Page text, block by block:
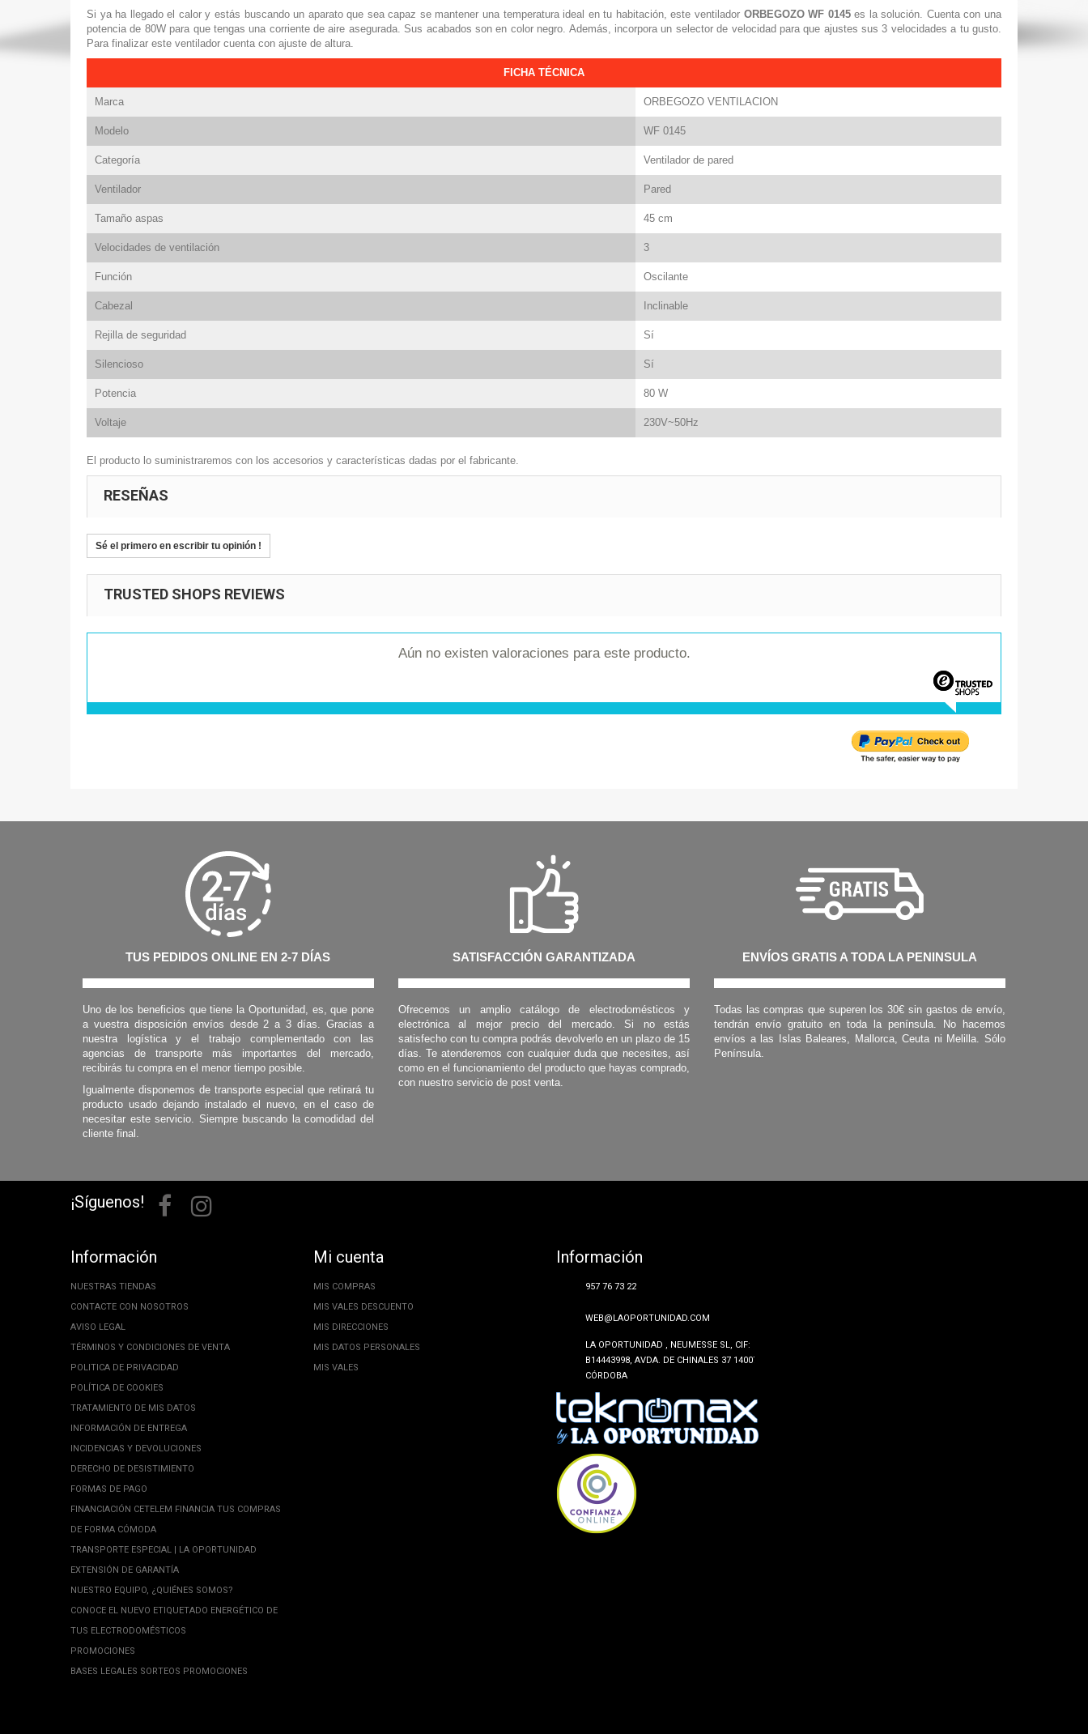
Si ya ha llegado el calor y estás buscando un aparato que sea capaz se mantener una temperatura ideal en tu habitación, este ventilador ORBEGOZO WF 0145es la solución. Cuenta con una
potencia de 80W para que tengas una corriente de aire asegurada. Sus acabados son en color negro. Además, incorpora un selector de velocidad para que ajustes sus 3 velocidades a tu gusto.
Para finalizar este ventilador cuenta con ajuste de altura.
FICHA TÉCNICA
Marca ORBEGOZO VENTILACION
Modelo WF 0145
Categoría Ventilador de pared
Ventilador Pared
Tamaño aspas 45 cm
Velocidades de ventilación 3
Función Oscilante
Cabezal Inclinable
Rejilla de seguridad Sí
Silencioso Sí
Potencia 80 W
Voltaje 230V~50Hz
El producto lo suministraremos con los accesorios y características dadas por el fabricante.
RESEÑAS
Sé el primero en escribir tu opinión !
TRUSTED SHOPS REVIEWS
Aún no existen valoraciones para este producto.
TUS PEDIDOS ONLINE EN 2-7 DÍAS
Uno de los beneficios que tiene la Oportunidad, es, que pone
a vuestra disposición envíos desde 2 a 3 días. Gracias a
nuestra logística y el trabajo complementado con las
agencias de transporte más importantes del mercado,
recibirás tu compra en el menor tiempo posible.
Igualmente disponemos de transporte especial que retirará tu
producto usado dejando instalado el nuevo, en el caso de
necesitar este servicio. Siempre buscando la comodidad del
cliente final.
SATISFACCIÓN GARANTIZADA
Ofrecemos un amplio catálogo de electrodomésticos y
electrónica al mejor precio del mercado. Si no estás
satisfecho con tu compra podrás devolverlo en un plazo de 15
días. Te atenderemos con cualquier duda que necesites, así
como en el funcionamiento del producto que hayas comprado,
con nuestro servicio de post venta.
ENVÍOS GRATIS A TODA LA PENINSULA
Todas las compras que superen los 30€ sin gastos de envío,
tendrán envío gratuito en toda la península. No hacemos
envíos a las Islas Baleares, Mallorca, Ceuta ni Melilla. Sólo
Península.
¡Síguenos!
Información
NUESTRAS TIENDAS
CONTACTE CON NOSOTROS
AVISO LEGAL
TÉRMINOS Y CONDICIONES DE VENTA
POLITICA DE PRIVACIDAD
POLÍTICA DE COOKIES
TRATAMIENTO DE MIS DATOS
INFORMACIÓN DE ENTREGA
INCIDENCIAS Y DEVOLUCIONES
DERECHO DE DESISTIMIENTO
FORMAS DE PAGO
FINANCIACIÓN CETELEM FINANCIA TUS COMPRAS
DE FORMA CÓMODA
TRANSPORTE ESPECIAL | LA OPORTUNIDAD
EXTENSIÓN DE GARANTÍA
NUESTRO EQUIPO, ¿QUIÉNES SOMOS?
CONOCE EL NUEVO ETIQUETADO ENERGÉTICO DE
TUS ELECTRODOMÉSTICOS
PROMOCIONES
BASES LEGALES SORTEOS PROMOCIONES
Mi cuenta
MIS COMPRAS
MIS VALES DESCUENTO
MIS DIRECCIONES
MIS DATOS PERSONALES
MIS VALES
Información
957 76 73 22
WEB@LAOPORTUNIDAD.COM
LA OPORTUNIDAD , NEUMESSE SL, CIF:
B14443998, AVDA. DE CHINALES 37 14007 -
CÓRDOBA